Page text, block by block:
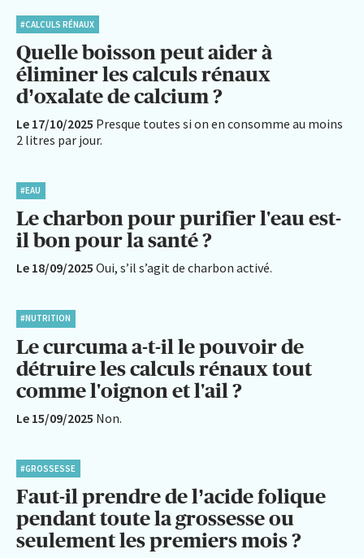
#CALCULS RÉNAUX
Quelle boisson peut aider à
éliminer les calculs rénaux
d’oxalate de calcium ?
Le 17/10/2025 Presque toutes si on en consomme au moins
2 litres par jour.
#EAU
Le charbon pour purifier l'eau est-
il bon pour la santé ?
Le 18/09/2025 Oui, s’il s’agit de charbon activé.
#NUTRITION
Le curcuma a-t-il le pouvoir de
détruire les calculs rénaux tout
comme l'oignon et l'ail ?
Le 15/09/2025 Non.
#GROSSESSE
Faut-il prendre de l’acide folique
pendant toute la grossesse ou
seulement les premiers mois ?